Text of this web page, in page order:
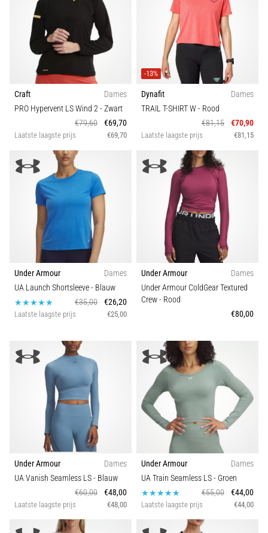
Craft
Dames
PRO Hypervent LS Wind 2- Zwart
€79,60
€69,70
Laatste laagste prijs €69,70
-13%
Dynafit
Dames
TRAIL T-SHIRT W- Rood
€81,15
€70,90
Laatste laagste prijs €81,15
Under Armour
Dames
UA Launch Shortsleeve- Blauw
€35,00
€26,20
Laatste laagste prijs €25,00
Under Armour
Dames
Under Armour ColdGear Textured
Crew- Rood
€80,00
Under Armour
Dames
UA Vanish Seamless LS- Blauw
€60,00
€48,00
Laatste laagste prijs €48,00
Under Armour
Dames
UA Train Seamless LS- Groen
€55,00
€44,00
Laatste laagste prijs €44,00